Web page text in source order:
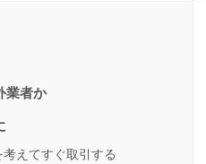
業者か
えてすぐ取引する